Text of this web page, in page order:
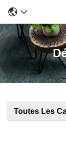
Toutes Les